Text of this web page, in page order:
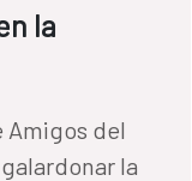
la
Amigos del
la